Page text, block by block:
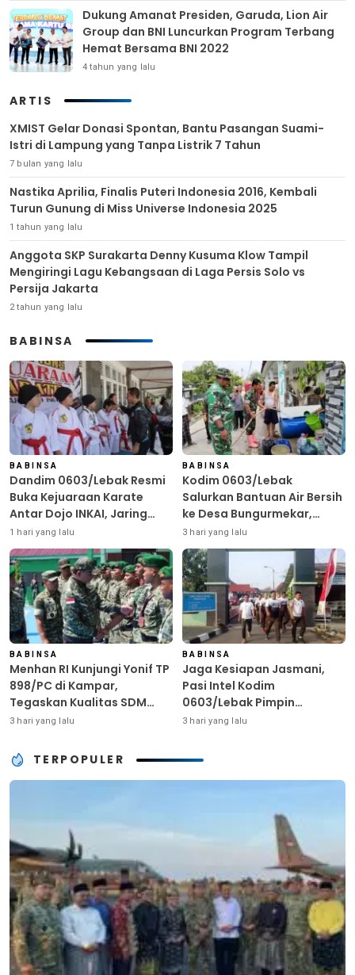
Dukung Amanat Presiden, Garuda, Lion Air
Group dan BNI Luncurkan Program Terbang
Hemat Bersama BNI 2022
4 tahun yang lalu
ARTIS
XMIST Gelar Donasi Spontan, Bantu Pasangan Suami-
Istri di Lampung yang Tanpa Listrik 7 Tahun
7 bulan yang lalu
Nastika Aprilia, Finalis Puteri Indonesia 2016, Kembali
Turun Gunung di Miss Universe Indonesia 2025
1 tahun yang lalu
Anggota SKP Surakarta Denny Kusuma Klow Tampil
Mengiringi Lagu Kebangsaan di Laga Persis Solo vs
Persija Jakarta
2 tahun yang lalu
BABINSA
BABINSA
Dandim 0603/Lebak Resmi
Buka Kejuaraan Karate
Antar Dojo INKAI, Jaring
Bibit Atlet Unggul Sambut
HUT ke-81 RI
1 hari yang lalu
BABINSA
Kodim 0603/Lebak
Salurkan Bantuan Air Bersih
ke Desa Bungurmekar,
Ringankan Beban Warga
Terdampak Kemarau
3 hari yang lalu
BABINSA
Menhan RI Kunjungi Yonif TP
898/PC di Kampar,
Tegaskan Kualitas SDM
Kunci Kekuatan TNI
3 hari yang lalu
BABINSA
Jaga Kesiapan Jasmani,
Pasi Intel Kodim
0603/Lebak Pimpin
Pembinaan Fisik Rutin
3 hari yang lalu
TERPOPULER